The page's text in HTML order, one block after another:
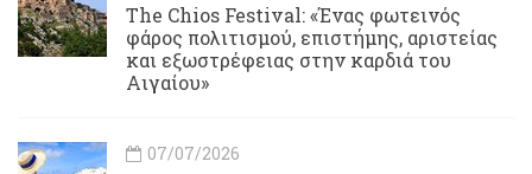
Τhe Chios Festival: «Ένας φωτεινός
φάρος πολιτισμού, επιστήμης, αριστείας
και εξωστρέφειας στην καρδιά του
Αιγαίου»
07/07/2026